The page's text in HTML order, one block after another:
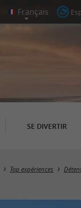
SE DIVERTIR
Top expériences